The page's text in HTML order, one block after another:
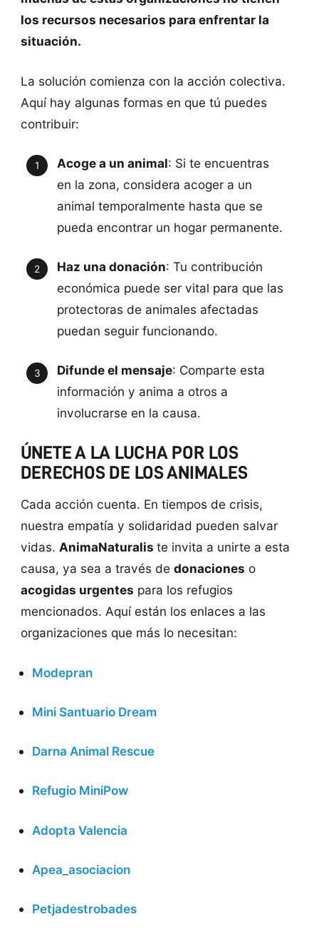
los recursos necesarios para enfrentar la
situación.
La solución comienza con la acción colectiva.
Aquí hay algunas formas en que tú puedes
contribuir:
Acoge a un animal: Si te encuentras
en la zona, considera acoger a un
animal temporalmente hasta que se
pueda encontrar un hogar permanente.
Haz una donación: Tu contribución
económica puede ser vital para que las
protectoras de animales afectadas
puedan seguir funcionando.
Difunde el mensaje: Comparte esta
información y anima a otros a
involucrarse en la causa.
ÚNETE A LA LUCHA POR LOS
DERECHOS DE LOS ANIMALES
Cada acción cuenta. En tiempos de crisis,
nuestra empatía y solidaridad pueden salvar
vidas. AnimaNaturalis te invita a unirte a esta
causa, ya sea a través de donaciones o
acogidas urgentes para los refugios
mencionados. Aquí están los enlaces a las
organizaciones que más lo necesitan:
Modepran
Mini Santuario Dream
Darna Animal Rescue
Refugio MiniPow
Adopta Valencia
Apea_asociacion
Petjadestrobades